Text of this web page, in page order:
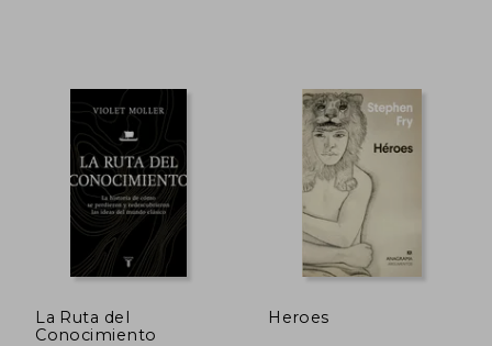
5%
dcto.
La Ruta del
Conocimiento
Heroes